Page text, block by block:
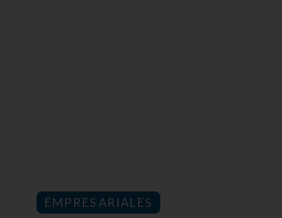
EMPRESARIALES